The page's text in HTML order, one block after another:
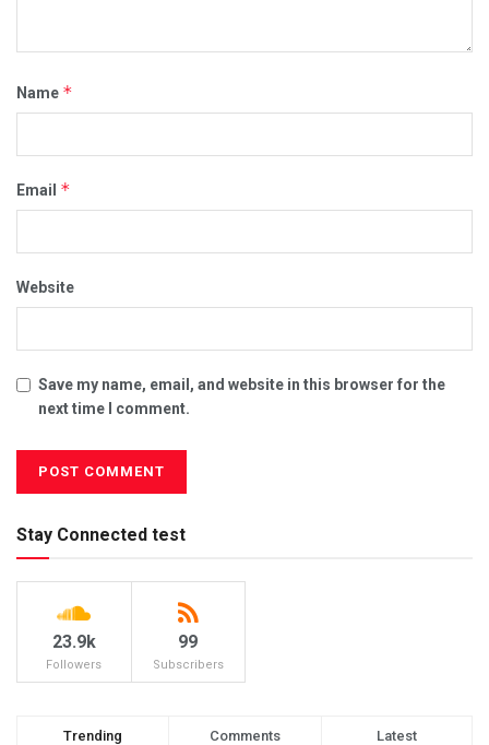
Name *
Email *
Website
Save my name, email, and website in this browser for the
next time I comment.
Stay Connected test
23.9k
Followers
99
Subscribers
Trending Comments Latest